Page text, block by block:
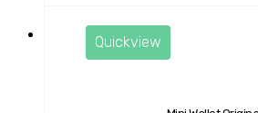
Quickview